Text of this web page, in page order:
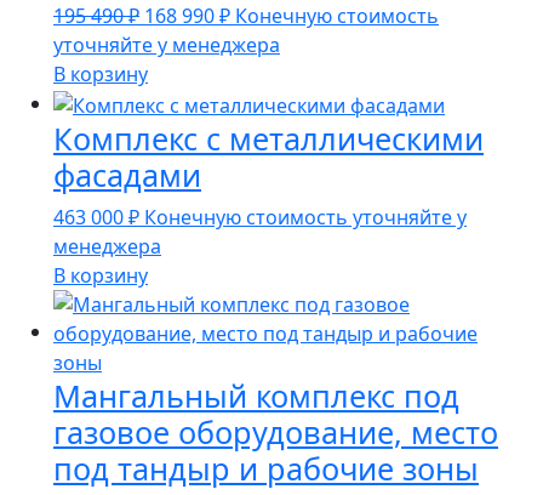
195 490₽ Первоначальная
цена
составляла
195
490 ₽.
168 990₽Текущая
цена:
990 ₽.
Конечную стоимость
уточняйте у менеджера
В корзину
Комплекс с металлическими
фасадами
463 000₽ Конечную стоимость уточняйте у
менеджера
В корзину
Мангальный комплекс под
газовое оборудование, место
под тандыр и рабочие зоны